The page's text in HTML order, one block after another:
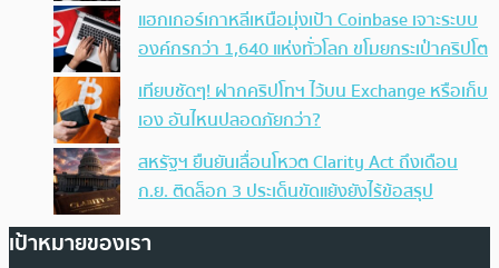
แฮกเกอร์เกาหลีเหนือมุ่งเป้า Coinbase เจาะระบบ
องค์กรกว่า 1,640 แห่งทั่วโลก ขโมยกระเป๋าคริปโต
เทียบชัดๆ! ฝากคริปโทฯ ไว้บน Exchange หรือเก็บ
เอง อันไหนปลอดภัยกว่า?
สหรัฐฯ ยืนยันเลื่อนโหวต Clarity Act ถึงเดือน
ก.ย. ติดล็อก 3 ประเด็นขัดแย้งยังไร้ข้อสรุป
เป้าหมายของเรา